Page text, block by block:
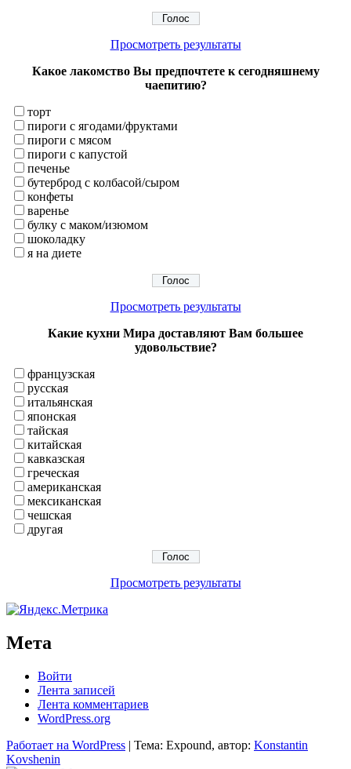
Просмотреть результаты
Какое лакомство Вы предпочтете к сегодняшнему
чаепитию?
торт
пироги с ягодами/фруктами
пироги с мясом
пироги с капустой
печенье
бутерброд с колбасой/сыром
конфеты
варенье
булку с маком/изюмом
шоколадку
я на диете
Просмотреть результаты
Какие кухни Мира доставляют Вам большее
удовольствие?
французская
русская
итальянская
японская
тайская
китайская
кавказская
греческая
американская
мексиканская
чешская
другая
Просмотреть результаты
Мета
Войти
Лента записей
Лента комментариев
WordPress.org
Работает на WordPress | Тема: Expound, автор: Konstantin
Kovshenin